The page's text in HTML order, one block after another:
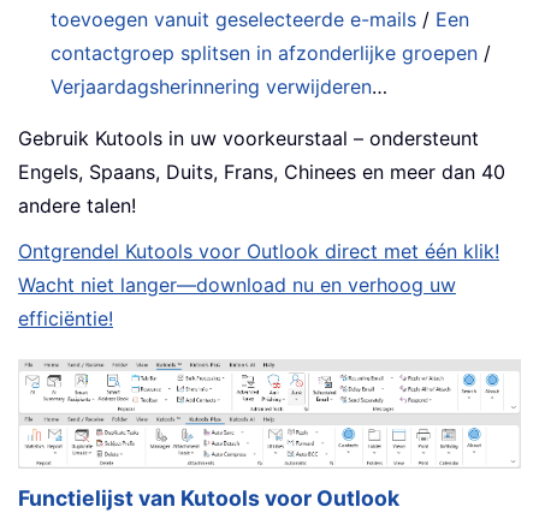
toevoegen vanuit geselecteerde e-mails / Een
contactgroep splitsen in afzonderlijke groepen /
Verjaardagsherinnering verwijderen…
Gebruik Kutools in uw voorkeurstaal – ondersteunt
Engels, Spaans, Duits, Frans, Chinees en meer dan 40
andere talen!
Ontgrendel Kutools voor Outlook direct met één klik!
Wacht niet langer—download nu en verhoog uw
efficiëntie!
Functielijst van Kutools voor Outlook